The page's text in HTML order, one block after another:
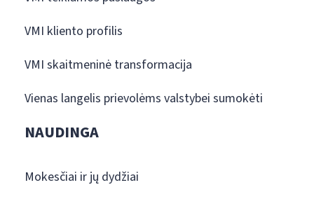
VMI kliento profilis
VMI skaitmeninė transformacija
Vienas langelis prievolėms valstybei sumokėti
NAUDINGA
Mokesčiai ir jų dydžiai